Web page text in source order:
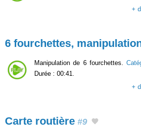
+
6 fourchettes,
Manipulation de 6 fourchettes.
Durée : 00:41.
+
Carte routière #9